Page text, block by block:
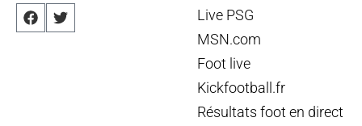
Live PSG
MSN.com
Foot live
Kickfootball.fr
Résultats foot en direct